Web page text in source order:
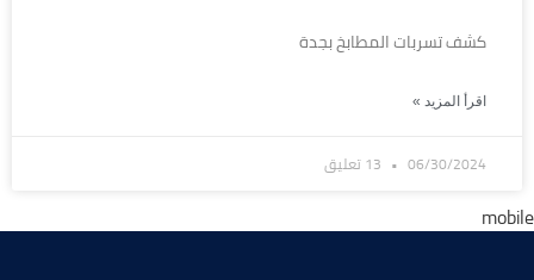
كشف تسربات المطابخ بجدة
اقرأ المزيد »
06/30/2024